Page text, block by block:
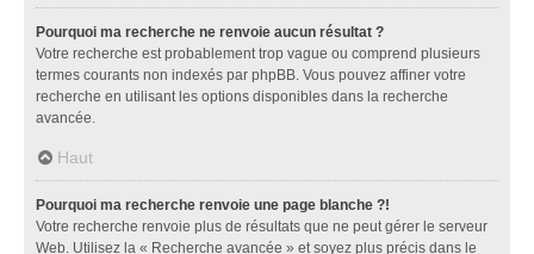
Pourquoi ma recherche ne renvoie aucun résultat ?
Votre recherche est probablement trop vague ou comprend plusieurs
termes courants non indexés par phpBB. Vous pouvez affiner votre
recherche en utilisant les options disponibles dans la recherche
avancée.
Haut
Pourquoi ma recherche renvoie une page blanche ?!
Votre recherche renvoie plus de résultats que ne peut gérer le serveur
Web. Utilisez la « Recherche avancée » et soyez plus précis dans le